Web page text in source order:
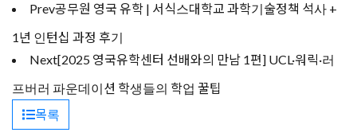
Prev공무원 영국 유학 | 서식스대학교 과학기술정책 석사 +
1년 인턴십 과정 후기
Next[2025 영국유학센터 선배와의 만남 1편] UCL·워릭·러
프버러 파운데이션 학생들의 학업 꿀팁
목록